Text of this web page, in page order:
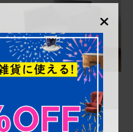
B-066578
【買取】WALTER
KNOLL(ウォルター・ノル)
×